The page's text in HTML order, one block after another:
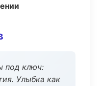
под ключ:
Улыбка как